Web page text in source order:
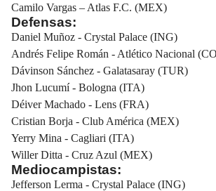
Camilo Vargas – Atlas F.C. (MEX)
Defensas:
Daniel Muñoz - Crystal Palace (ING)
Andrés Felipe Román - Atlético Nacional
Dávinson Sánchez - Galatasaray (TUR)
Jhon Lucumí - Bologna (ITA)
Déiver Machado - Lens (FRA)
Cristian Borja - Club América (MEX)
Yerry Mina - Cagliari (ITA)
Willer Ditta - Cruz Azul (MEX)
Mediocampistas:
Jefferson Lerma - Crystal Palace (ING)